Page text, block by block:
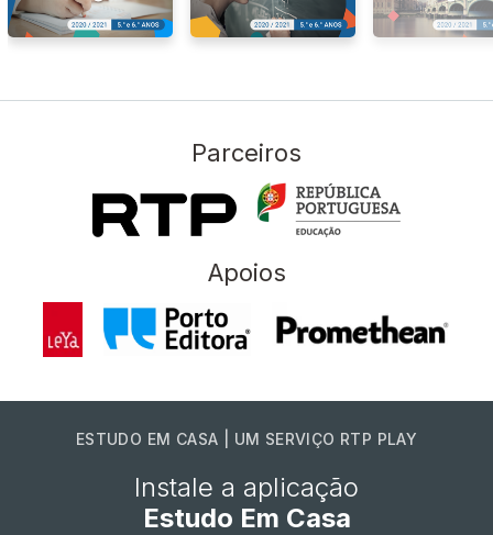
Parceiros
Apoios
ESTUDO EM CASA | UM SERVIÇO RTP PLAY
Instale a aplicação
Estudo Em Casa